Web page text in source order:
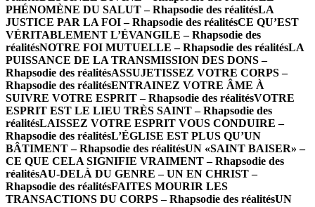
PHÉNOMÈNE DU SALUT – Rhapsodie des réalitésLA
JUSTICE PAR LA FOI – Rhapsodie des réalitésCE QU’EST
VÉRITABLEMENT L’ÉVANGILE – Rhapsodie des
réalitésNOTRE FOI MUTUELLE – Rhapsodie des réalitésLA
PUISSANCE DE LA TRANSMISSION DES DONS –
Rhapsodie des réalitésASSUJETISSEZ VOTRE CORPS –
Rhapsodie des réalitésENTRAINEZ VOTRE ÂME À
SUIVRE VOTRE ESPRIT – Rhapsodie des réalitésVOTRE
ESPRIT EST LE LIEU TRÈS SAINT – Rhapsodie des
réalitésLAISSEZ VOTRE ESPRIT VOUS CONDUIRE –
Rhapsodie des réalitésL’ÉGLISE EST PLUS QU’UN
BÂTIMENT – Rhapsodie des réalitésUN «SAINT BAISER» –
CE QUE CELA SIGNIFIE VRAIMENT – Rhapsodie des
réalitésAU-DELÀ DU GENRE – UN EN CHRIST –
Rhapsodie des réalitésFAITES MOURIR LES
TRANSACTIONS DU CORPS – Rhapsodie des réalitésUN